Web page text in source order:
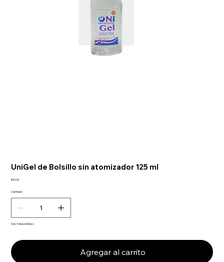
UniGel de Bolsillo sin atomizador 125 ml
Precio
$30.00
Cantidad
Solo 3 disponible(s)
Agregar al carrito